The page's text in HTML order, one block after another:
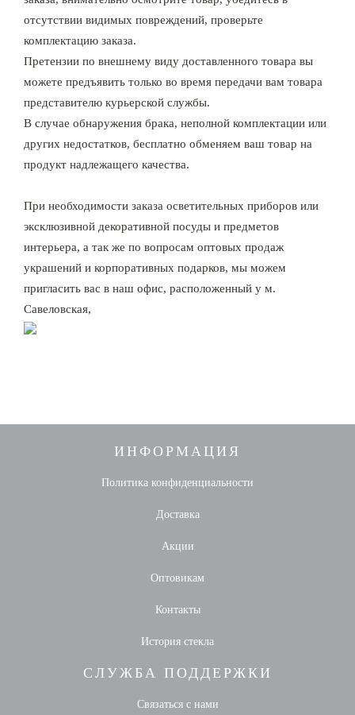
отсутствии видимых повреждений, проверьте
комплектацию заказа.
Претензии по внешнему виду доставленного товара вы
можете предъявить только во время передачи вам товара
представителю курьерской службы.
В случае обнаружения брака, неполной комплектации или
других недостатков, бесплатно обменяем ваш товар на
продукт надлежащего качества.
При необходимости заказа осветительных приборов или
эксклюзивной декоративной посуды и предметов
интерьера, а так же по вопросам оптовых продаж
украшений и корпоративных подарков, мы можем
пригласить вас в наш офис, расположенный у м.
Савеловская,
ИНФОРМАЦИЯ
Политика конфиденциальности
Доставка
Акции
Оптовикам
Контакты
История стекла
СЛУЖБА ПОДДЕРЖКИ
Связаться с нами